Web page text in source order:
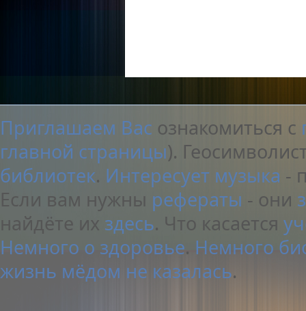
Приглашаем Вас ознакомиться с
главной страницы).
библиотек. Интересует музыка -
Если вам нужны рефераты - они
найдёте их здесь. Что касается
Немного о здоровье. Немного
жизнь мёдом не казалась.